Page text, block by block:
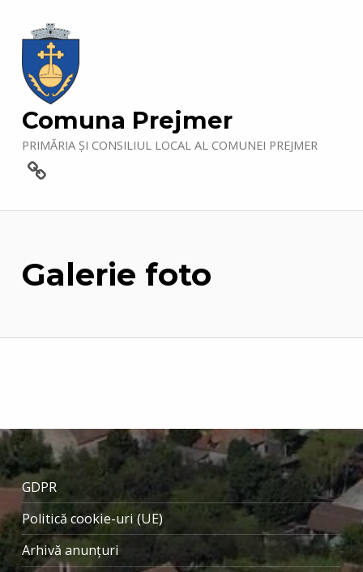
Comuna Prejmer
PRIMĂRIA ȘI CONSILIUL LOCAL AL COMUNEI PREJMER
Contact
Galerie foto
GDPR
Politică cookie-uri (UE)
Arhivă anunțuri